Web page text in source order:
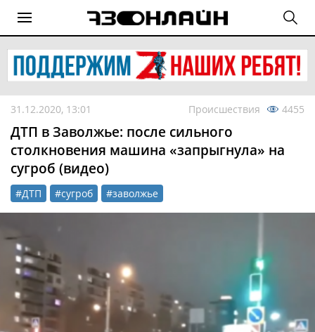
31.12.2020, 13:01 Происшествия 4455
ДТП в Заволжье: после сильного
столкновения машина «запрыгнула» на
сугроб (видео)
#ДТП #сугроб #заволжье